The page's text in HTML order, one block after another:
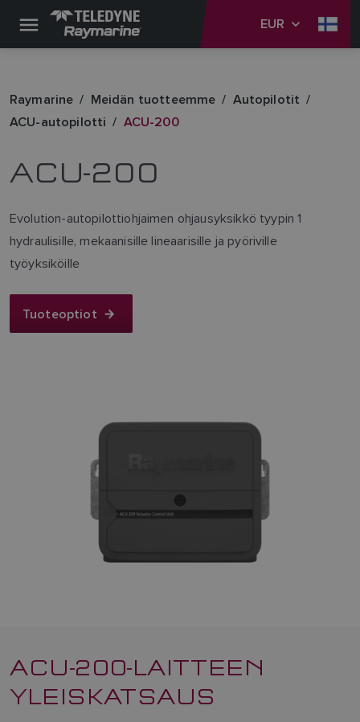
EUR
Raymarine Meidän tuotteemme
Autopilotit
ACU-autopilotti
ACU-200
ACU-200
Evolution-autopilottiohjaimen ohjausyksikkö tyypin 1
hydraulisille, mekaanisille lineaarisille ja pyöriville
työyksiköille
Tuoteoptiot
ACU-200-LAITTEEN
YLEISKATSAUS